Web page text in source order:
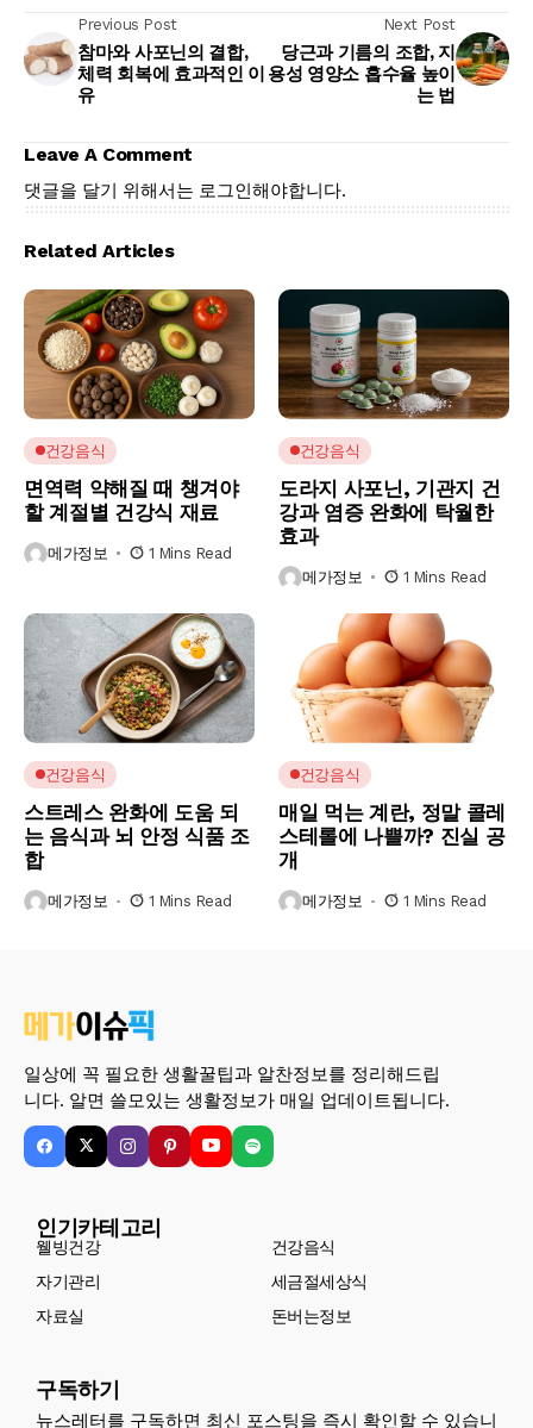
Previous Post
참마와 사포닌의 결합,
체력 회복에 효과적인 이
유
Next Post
당근과 기름의 조합, 지
용성 영양소 흡수율 높이
는 법
Leave A Comment
댓글을 달기 위해서는 로그인해야합니다.
Related Articles
건강음식
면역력 약해질 때 챙겨야
할 계절별 건강식 재료
메가정보 1 Mins Read
건강음식
도라지 사포닌, 기관지 건
강과 염증 완화에 탁월한
효과
메가정보 1 Mins Read
건강음식
스트레스 완화에 도움 되
는 음식과 뇌 안정 식품 조
합
메가정보 1 Mins Read
건강음식
매일 먹는 계란, 정말 콜레
스테롤에 나쁠까? 진실 공
개
메가정보 1 Mins Read
일상에 꼭 필요한 생활꿀팁과 알찬정보를 정리해드립
니다. 알면 쓸모있는 생활정보가 매일 업데이트됩니다.
인기카테고리
웰빙건강
건강음식
자기관리
세금절세상식
자료실
돈버는정보
구독하기
뉴스레터를 구독하면 최신 포스팅을 즉시 확인할 수 있습니